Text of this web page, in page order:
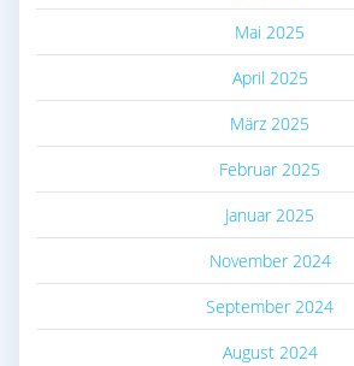
Mai 2025
April 2025
März 2025
Februar 2025
Januar 2025
November 2024
September 2024
August 2024